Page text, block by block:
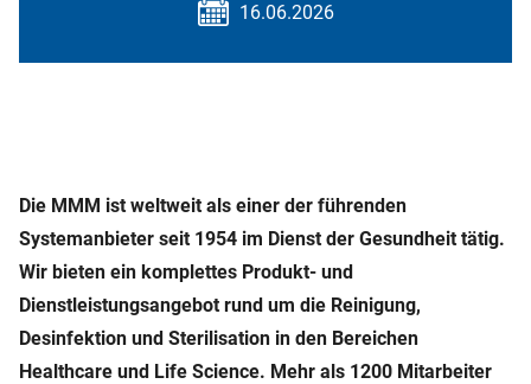
16.06.2026
Die MMM ist weltweit als einer der führenden
Systemanbieter seit 1954 im Dienst der Gesundheit tätig.
Wir bieten ein komplettes Produkt- und
Dienstleistungsangebot rund um die Reinigung,
Desinfektion und Sterilisation in den Bereichen
Healthcare und Life Science. Mehr als 1200 Mitarbeiter